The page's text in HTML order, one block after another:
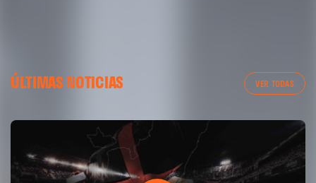
ÚLTIMAS NOTICIAS VER TODAS